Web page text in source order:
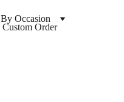
By Occasion
Custom Order